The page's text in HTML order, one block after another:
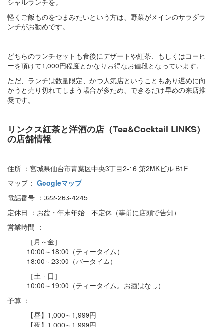
シャルランチを。
軽くご飯ものをつまみたいという方は、野菜がメインのサラダラ
ンチがお勧めです。
どちらのランチセットも食後にデザートや紅茶、もしくはコーヒ
ーを頂けて1,000円程度とかなりお得なお値段となっています。
ただ、ランチは数量限定、かつ人気店ということもあり遅めに向
かうと売り切れてしまう場合が多ため、できるだけ早めの来店推
奨です。
リンクス紅茶と洋酒の店（Tea&Cocktail LINKS）
の店舗情報
住所 ：宮城県仙台市青葉区中央3丁目2-16 第2MKビル B1F
マップ： Googleマップ
電話番号 ：022-263-4245
定休日 ：お盆・年末年始 不定休（事前に店頭で告知）
営業時間 ：
［月～金］
10:00～18:00（ティータイム）
18:00～23:00（バータイム）
［土・日］
10:00～19:00（ティータイム。お酒はなし）
予算 ：
【昼】1,000～1,999円
【夜】1,000～1,999円